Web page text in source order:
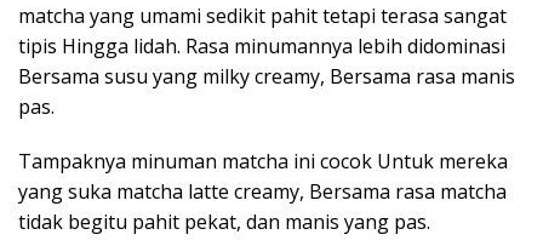
matcha yang umami sedikit pahit tetapi terasa sangat
tipis Hingga lidah. Rasa minumannya lebih didominasi
Bersama susu yang milky creamy, Bersama rasa manis
pas.
Tampaknya minuman matcha ini cocok Untuk mereka
yang suka matcha latte creamy, Bersama rasa matcha
tidak begitu pahit pekat, dan manis yang pas.